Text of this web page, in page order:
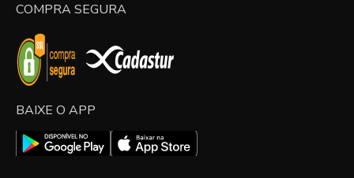
COMPRA SEGURA
BAIXE O APP